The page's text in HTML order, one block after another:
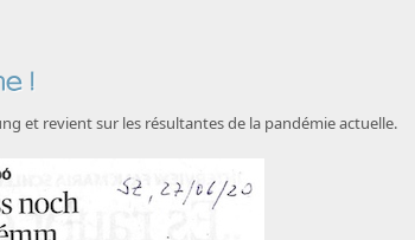
!
et revient sur les résultantes de la pandémie actuelle.